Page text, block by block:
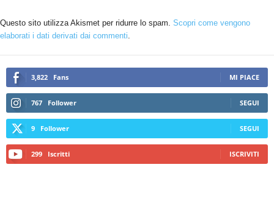
Questo sito utilizza Akismet per ridurre lo spam. Scopri come vengono
elaborati i dati derivati dai commenti
3,822 Fans MI PIACE
767 Follower SEGUI
9 Follower SEGUI
299 Iscritti ISCRIVITI